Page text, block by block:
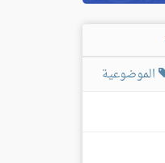
الموضوعية